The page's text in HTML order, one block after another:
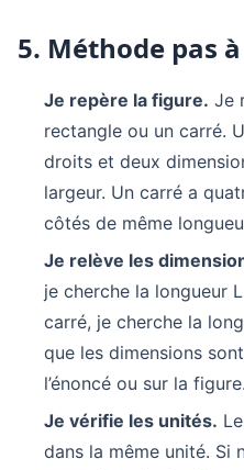
5. Méthode pas
Je repère la figure. Je
rectangle ou un carré.
droits et deux
largeur. Un carré a
côtés de même
Je relève les
je cherche la longueur
carré, je cherche la
que les dimensions
l’énoncé ou sur la figure.
Je vérifie les unités.
dans la même unité. Si